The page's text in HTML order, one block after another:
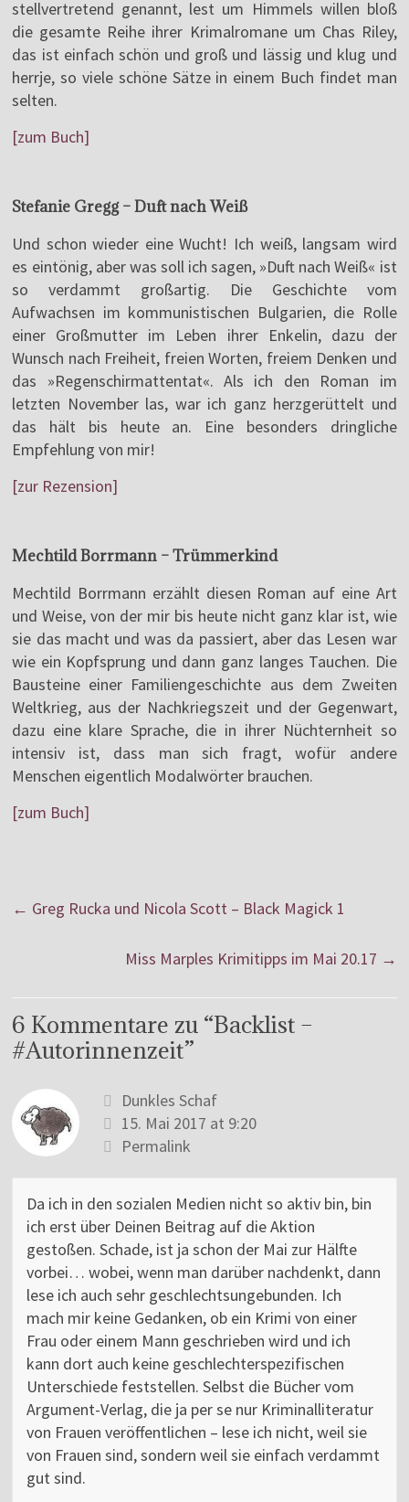
stellvertretend genannt, lest um Himmels willen bloß
die gesamte Reihe ihrer Krimalromane um Chas Riley,
das ist einfach schön und groß und lässig und klug und
herrje, so viele schöne Sätze in einem Buch findet man
selten.
[zum Buch]
Stefanie Gregg – Duft nach Weiß
Und schon wieder eine Wucht! Ich weiß, langsam wird
es eintönig, aber was soll ich sagen, »Duft nach Weiß« ist
so verdammt großartig. Die Geschichte vom
Aufwachsen im kommunistischen Bulgarien, die Rolle
einer Großmutter im Leben ihrer Enkelin, dazu der
Wunsch nach Freiheit, freien Worten, freiem Denken und
das »Regenschirmattentat«. Als ich den Roman im
letzten November las, war ich ganz herzgerüttelt und
das hält bis heute an. Eine besonders dringliche
Empfehlung von mir!
[zur Rezension]
Mechtild Borrmann – Trümmerkind
Mechtild Borrmann erzählt diesen Roman auf eine Art
und Weise, von der mir bis heute nicht ganz klar ist, wie
sie das macht und was da passiert, aber das Lesen war
wie ein Kopfsprung und dann ganz langes Tauchen. Die
Bausteine einer Familiengeschichte aus dem Zweiten
Weltkrieg, aus der Nachkriegszeit und der Gegenwart,
dazu eine klare Sprache, die in ihrer Nüchternheit so
intensiv ist, dass man sich fragt, wofür andere
Menschen eigentlich Modalwörter brauchen.
[zum Buch]
← Greg Rucka und Nicola Scott – Black Magick 1
Miss Marples Krimitipps im Mai 20.17 →
6 Kommentare zu “Backlist –
#Autorinnenzeit”
Dunkles Schaf
15. Mai 2017 at 9:20
Permalink
Da ich in den sozialen Medien nicht so aktiv bin, bin
ich erst über Deinen Beitrag auf die Aktion
gestoßen. Schade, ist ja schon der Mai zur Hälfte
vorbei… wobei, wenn man darüber nachdenkt, dann
lese ich auch sehr geschlechtsungebunden. Ich
mach mir keine Gedanken, ob ein Krimi von einer
Frau oder einem Mann geschrieben wird und ich
kann dort auch keine geschlechterspezifischen
Unterschiede feststellen. Selbst die Bücher vom
Argument-Verlag, die ja per se nur Kriminalliteratur
von Frauen veröffentlichen – lese ich nicht, weil sie
von Frauen sind, sondern weil sie einfach verdammt
gut sind.